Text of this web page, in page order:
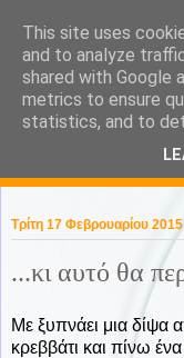
KaPa.
without a
Τρίτη 17 Φεβρουαρίου 2015
...κι αυτό θα
Με ξυπνάει μια
κρεββάτι και πίνω
This site uses
and to analyze
shared with Google
metrics to ensure
statistics, and to